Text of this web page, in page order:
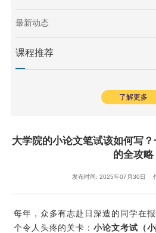
最新动态
课程推荐
了解更多
大学院的小论文笔试该如何写
的全攻略
发布时间: 2025年07月30日
每年，众多有志赴日深造的同学在
个令人头疼的关卡：小论文考试（小